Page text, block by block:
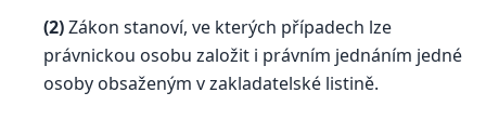
(2)Zákon stanoví, ve kterých případech lze
právnickou osobu založit i právním jednáním jedné
osoby obsaženým v zakladatelské listině.